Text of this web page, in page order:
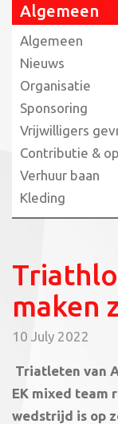
Algemeen
Algemeen
Nieuws
Organisatie
Sponsoring
Vrijwilligers
Contributie &
Verhuur baan
Kleding
maken
10 July 2022
Triatleten van
EK mixed team
wedstrijd is op